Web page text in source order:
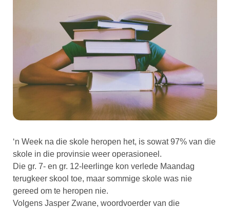
‘n Week na die skole heropen het, is sowat 97% van die
skole in die provinsie weer operasioneel.
Die gr. 7- en gr. 12-leerlinge kon verlede Maandag
terugkeer skool toe, maar sommige skole was nie
gereed om te heropen nie.
Volgens Jasper Zwane, woordvoerder van die